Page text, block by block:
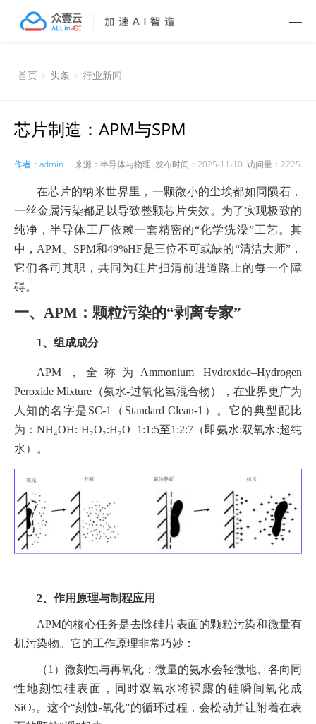
首页 > 头条 > 行业新闻
芯片制造：APM与SPM
作者：admin 来源：半导体与物理 发布时间：2025-11-10 访问量：2225
在芯片的纳米世界里，一颗微小的尘埃都如同陨石，
一丝金属污染都足以导致整颗芯片失效。为了实现极致的
纯净，半导体工厂依赖一套精密的“化学洗澡”工艺。其
中，APM、SPM和49%HF是三位不可或缺的“清洁大师”，
它们各司其职，共同为硅片扫清前进道路上的每一个障
碍。
一、APM：颗粒污染的“剥离专家”
1、组成成分
APM，全称为Ammonium Hydroxide–Hydrogen
Peroxide Mixture（氨水-过氧化氢混合物），在业界更广为
人知的名字是SC-1（Standard Clean-1）。它的典型配比
为：NH₄OH: H₂O₂:H₂O=1:1:5至1:2:7（即氨水:双氧水:超纯
水）。
2、作用原理与制程应用
APM的核心任务是去除硅片表面的颗粒污染和微量有
机污染物。它的工作原理非常巧妙：
（1）微刻蚀与再氧化：微量的氨水会轻微地、各向同
性地刻蚀硅表面，同时双氧水将裸露的硅瞬间氧化成
SiO₂。这个“刻蚀-氧化”的循环过程，会松动并让附着在表